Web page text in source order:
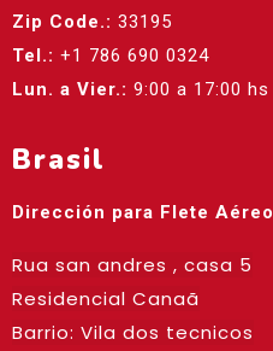
Zip Code.: 33195
Tel.: +1 786 690 0324
Lun. a Vier.: 9:00 a 17:00 hs
Brasil
Dirección para Flete Aéreo
Rua san andres , casa 5
Residencial Canaã
Barrio: Vila dos tecnicos